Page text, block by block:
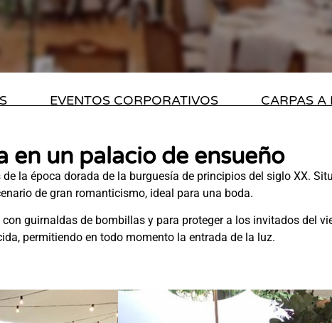
EVENTOS CORPORATIVOS CARPAS A
en un palacio de ensueño
la época dorada de la burguesía de principios del siglo XX.
de gran romanticismo, ideal para una boda.
guirnaldas de bombillas y para proteger a los invitados del
permitiendo en todo momento la entrada de la luz.